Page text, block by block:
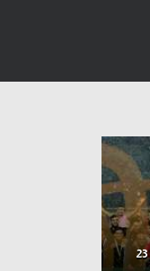
رسميا بشأن استضافة كأس إفريقيا تحت 23